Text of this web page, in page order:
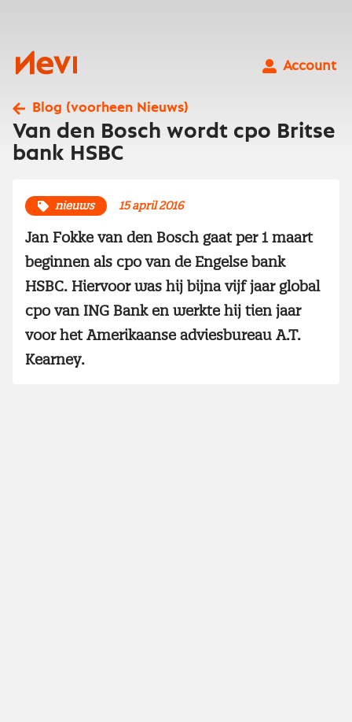
Nevi
Account
Blog (voorheen Nieuws)
Van den Bosch wordt cpo Britse
bank HSBC
nieuws 15 april 2016
Jan Fokke van den Bosch gaat per 1 maart
beginnen als cpo van de Engelse bank
HSBC. Hiervoor was hij bijna vijf jaar global
cpo van ING Bank en werkte hij tien jaar
voor het Amerikaanse adviesbureau A.T.
Kearney.